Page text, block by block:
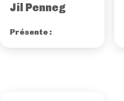
Jil Penneg
Présente :